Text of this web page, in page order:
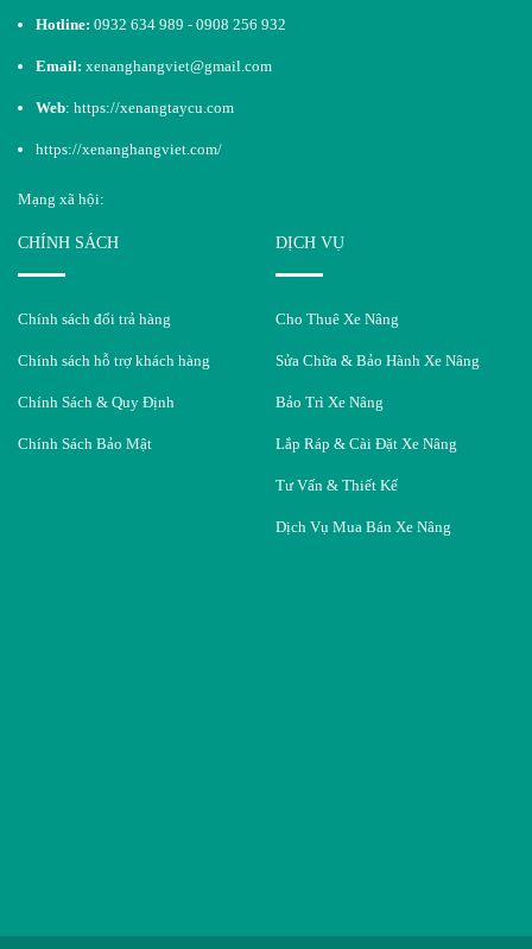
Hotline: 0932 634 989 - 0908 256 932
Email: xenanghangviet@gmail.com
Web: https://xenangtaycu.com
https://xenanghangviet.com/
Mạng xã hội:
CHÍNH SÁCH
Chính sách đổi trả hàng
Chính sách hỗ trợ khách hàng
Chính Sách & Quy Định
Chính Sách Bảo Mật
DỊCH VỤ
Cho Thuê Xe Nâng
Sửa Chữa & Bảo Hành Xe Nâng
Bảo Trì Xe Nâng
Lắp Ráp & Cài Đặt Xe Nâng
Tư Vấn & Thiết Kế
Dịch Vụ Mua Bán Xe Nâng